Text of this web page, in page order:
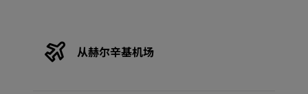
从赫尔辛基机场